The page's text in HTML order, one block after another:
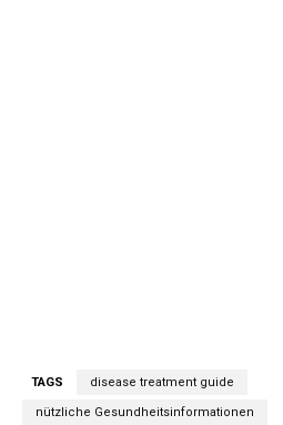
TAGS disease treatment guide
nützliche Gesundheitsinformationen